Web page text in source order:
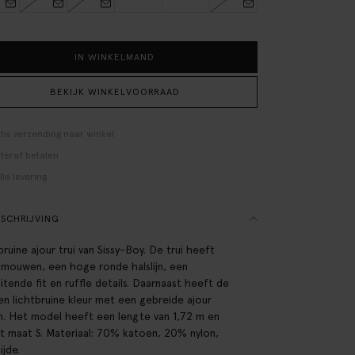
IN WINKELMAND
BEKIJK WINKELVOORRAAD
verzending naar winkel
betalen
levering
ajour trui van Sissy-Boy. De trui heeft
een hoge ronde halslijn, een
fit en ruffle details. Daarnaast heeft de
lichtbruine kleur met een gebreide ajour
Het model heeft een lengte van 1,72 m en
maat S. Materiaal: 70% katoen, 20% nylon,